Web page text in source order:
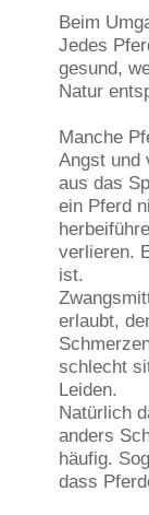
Beim
Jedes
gesund,
Natur
Manche
Angst und
aus das
ein Pferd
verlieren.
ist.
erlaubt,
schlecht
Leiden.
Natürlich
anders
häufig.
dass